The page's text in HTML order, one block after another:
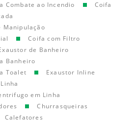
Combate ao Incendio
Coifa
Manipulação
Coifa com Filtro
de Banheiro
Banheiro
Toalet
Exaustor Inline
em Linha
Churrasqueiras
Calefatores